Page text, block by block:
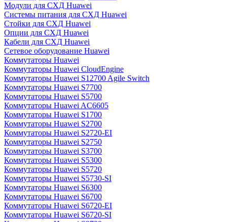
Модули для СХД Huawei
Системы питания для СХД Huawei
Стойки для СХД Huawei
Опции для СХД Huawei
Кабели для СХД Huawei
Сетевое оборудование Huawei
Коммутаторы Huawei
Коммутаторы Huawei CloudEngine
Коммутаторы Huawei S12700 Agile Switch
Коммутаторы Huawei S7700
Коммутаторы Huawei S5700
Коммутаторы Huawei AC6605
Коммутаторы Huawei S1700
Коммутаторы Huawei S2700
Коммутаторы Huawei S2720-EI
Коммутаторы Huawei S2750
Коммутаторы Huawei S3700
Коммутаторы Huawei S5300
Коммутаторы Huawei S5720
Коммутаторы Huawei S5730-SI
Коммутаторы Huawei S6300
Коммутаторы Huawei S6700
Коммутаторы Huawei S6720-EI
Коммутаторы Huawei S6720-SI